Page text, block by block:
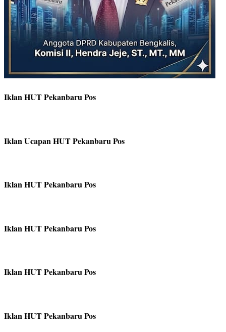
Iklan HUT Pekanbaru Pos
Iklan Ucapan HUT Pekanbaru Pos
Iklan HUT Pekanbaru Pos
Iklan HUT Pekanbaru Pos
Iklan HUT Pekanbaru Pos
Iklan HUT Pekanbaru Pos